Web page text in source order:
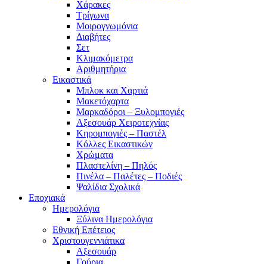
Χάρακες
Τρίγωνα
Mοιρογνωμόνια
Διαβήτες
Σετ
Κλιμακόμετρα
Αριθμητήρια
Εικαστικά
Μπλοκ και Χαρτιά
Μακετόχαρτα
Μαρκαδόροι – Ξυλομπογιές
Αξεσουάρ Χειροτεχνίας
Κηρομπογιές – Παστέλ
Κόλλες Εικαστικών
Χρώματα
Πλαστελίνη – Πηλός
Πινέλα – Παλέτες – Ποδιές
Ψαλίδια Σχολικά
Εποχιακά
Ημερολόγια
Ξύλινα Ημερολόγια
Εθνική Επέτειος
Χριστουγεννιάτικα
Αξεσουάρ
Γούρια